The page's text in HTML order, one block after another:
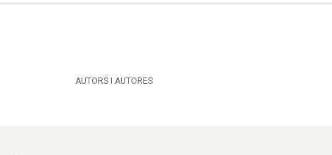
AUTORS I AUTORES